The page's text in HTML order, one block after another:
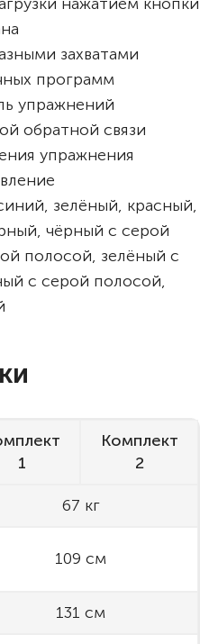
захватами
программ
упражнений
обратной связи
упражнения
зелёный, красный,
чёрный с серой
полосой, зелёный с
с серой полосой,
1
Комплект
2
67 кг
109 см
131 см